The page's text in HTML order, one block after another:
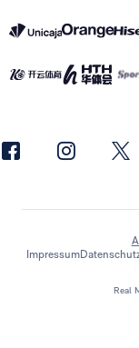
Real
Impressum